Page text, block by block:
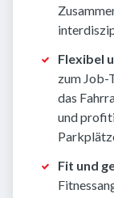
Flexibel
zum Job-
das
und
Fit und